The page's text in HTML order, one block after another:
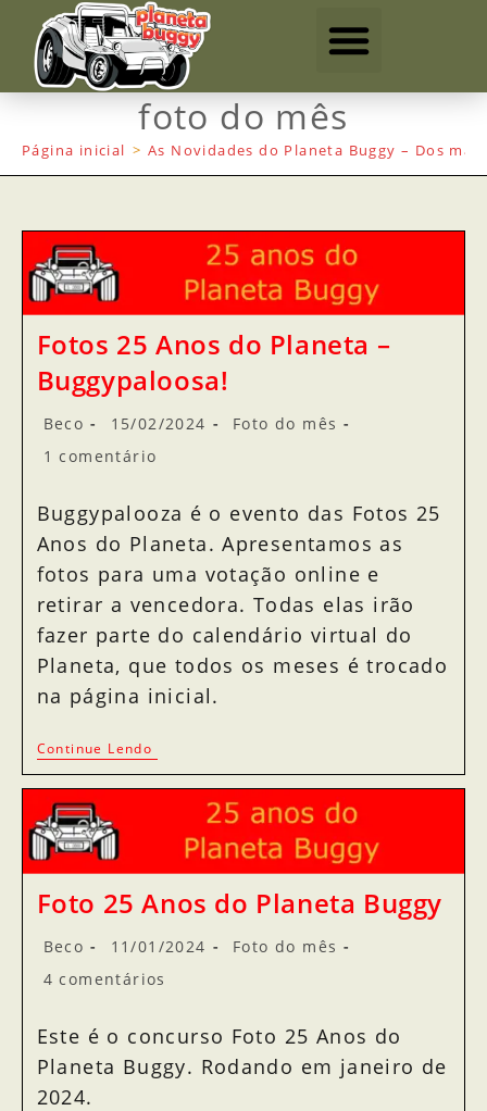
foto do mês
Página inicial > As Novidades do Planeta Buggy – Dos
Fotos 25 Anos do Planeta –
Buggypaloosa!
Beco 15/02/2024
Foto do mês
1 comentário
Buggypalooza é o evento das Fotos 25
Anos do Planeta. Apresentamos as
fotos para uma votação online e
retirar a vencedora. Todas elas irão
fazer parte do calendário virtual do
Planeta, que todos os meses é trocado
na página inicial.
Continue Lendo
Foto 25 Anos do Planeta Buggy
Beco 11/01/2024
Foto do mês
4 comentários
Este é o concurso Foto 25 Anos do
Planeta Buggy. Rodando em janeiro de
2024.